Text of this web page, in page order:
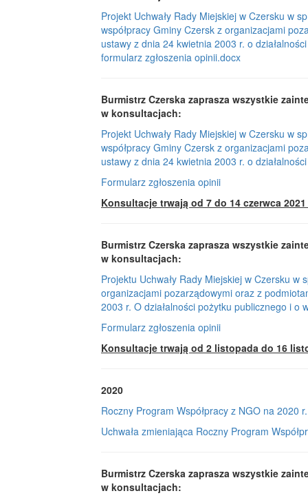
Projekt Uchwały Rady Miejskiej w Czersku w
współpracy Gminy Czersk z organizacjami
ustawy z dnia 24 kwietnia 2003 r. o
formularz zgłoszenia opinii.docx
Burmistrz Czerska zaprasza wszystkie
w konsultacjach:
Projekt Uchwały Rady Miejskiej w Czersku w
współpracy Gminy Czersk z organizacjami
ustawy z dnia 24 kwietnia 2003 r. o
Formularz zgłoszenia opinii
Konsultacje trwają od 7 do 14 czerwca 2021
Burmistrz Czerska zaprasza wszystkie
w konsultacjach:
Projektu Uchwały Rady Miejskiej w Czersku
organizacjami pozarządowymi oraz z
2003 r. O działalności pożytku publicznego i o
Formularz zgłoszenia opinii
Konsultacje trwają od 2 listopada do 16
2020
Roczny Program Współpracy z NGO na 2020 r.
Uchwała zmieniająca Roczny Program
Burmistrz Czerska zaprasza wszystkie
w konsultacjach: